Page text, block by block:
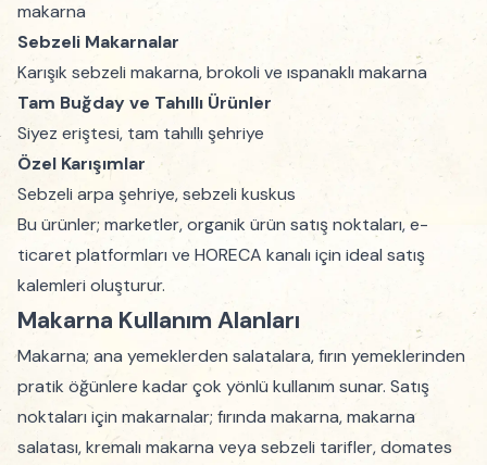
makarna
Sebzeli Makarnalar
Karışık sebzeli makarna, brokoli ve ıspanaklı makarna
Tam Buğday ve Tahıllı Ürünler
Siyez eriştesi, tam tahıllı şehriye
Özel Karışımlar
Sebzeli arpa şehriye, sebzeli kuskus
Bu ürünler; marketler, organik ürün satış noktaları, e-
ticaret platformları ve HORECA kanalı için ideal satış
kalemleri oluşturur.
Makarna Kullanım Alanları
Makarna; ana yemeklerden salatalara, fırın yemeklerinden
pratik öğünlere kadar çok yönlü kullanım sunar. Satış
noktaları için makarnalar; fırında makarna, makarna
salatası, kremalı makarna veya sebzeli tarifler, domates